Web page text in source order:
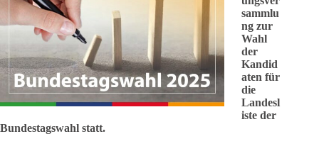
sammlu
ng zur
Wahl
der
Kandid
aten für
die
Landesl
iste der
Bundestagswahl statt.